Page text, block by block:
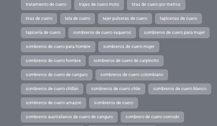
tratamiento de cuero trajes de cuero moto tiras de cuero por metros
tiras de cuero tela de cuero tejer pulseras de cuero tapicerias de cuero
tapicería de cuero sombreros de cuero vaqueros sombreros de cuero para mujer
sombreros de cuero para hombre sombreros de cuero mujer
sombreros de cuero hombre sombreros de cuero de carpincho
sombreros de cuero de canguro sombreros de cuero colombiano
sombreros de cuero chillán sombreros de cuero chile sombreros de cuero blanco
sombreros de cuero amazon sombreros de cuero
sombreros australianos de cuero de canguro sombrero de cuero comodo